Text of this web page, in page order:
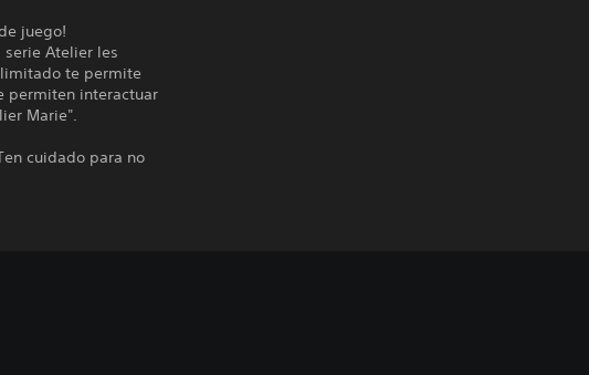
juego!
Atelier les
te permite
permiten interactuar
Marie".
cuidado para no